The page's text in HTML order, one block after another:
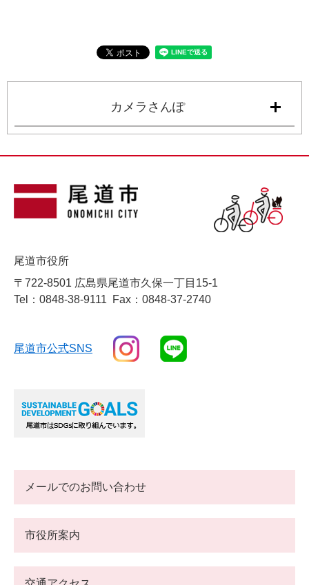
カメラさんぽ
尾道市役所
〒722-8501 広島県尾道市久保一丁目15-1
Tel：0848-38-9111
Fax：0848-37-2740
尾道市公式SNS
メールでのお問い合わせ
市役所案内